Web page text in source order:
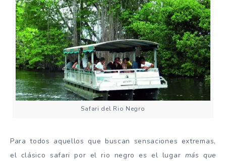
Safari del Rio Negro
Para todos aquellos que buscan sensaciones extremas,
el clásico safari por el rio negro es el lugar más que